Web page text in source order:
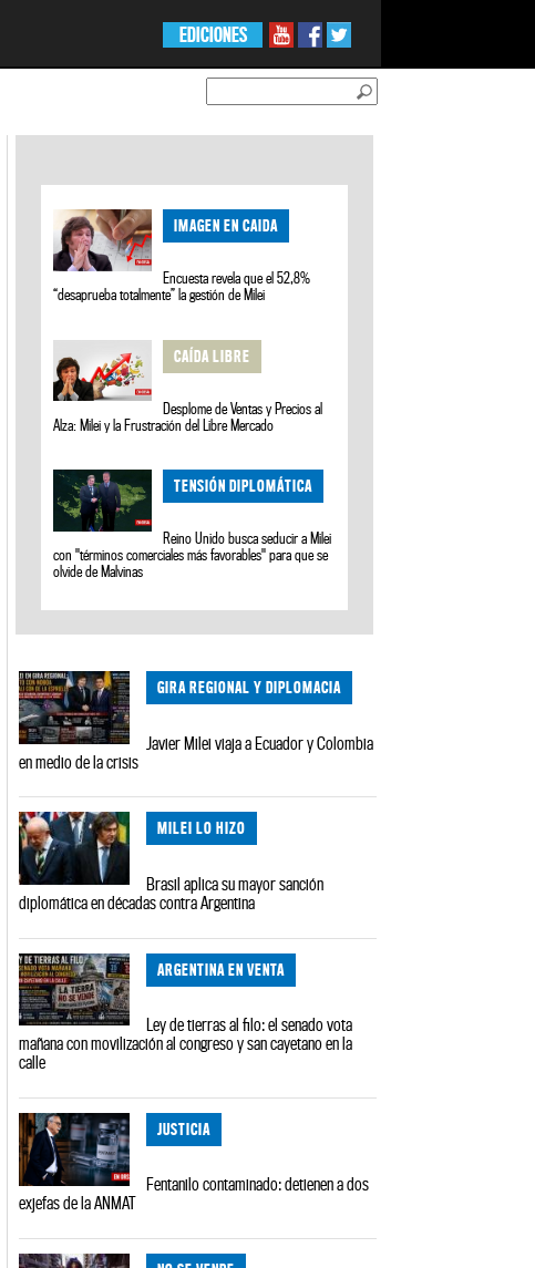
EDICIONES
IMAGEN EN CAIDA
Encuesta revela que el 52,8%
“desaprueba totalmente” la gestión de Milei
CAÍDA LIBRE
Desplome de Ventas y Precios al
Alza: Milei y la Frustración del Libre Mercado
TENSIÓN DIPLOMÁTICA
Reino Unido busca seducir a Milei
con "términos comerciales más favorables" para que se
olvide de Malvinas
GIRA REGIONAL Y DIPLOMACIA
Javier Milei viaja a Ecuador y Colombia
en medio de la crisis
MILEI LO HIZO
Brasil aplica su mayor sanción
diplomática en décadas contra Argentina
ARGENTINA EN VENTA
Ley de tierras al filo: el senado vota
mañana con movilización al congreso y san cayetano en la
calle
JUSTICIA
Fentanilo contaminado: detienen a dos
exjefas de la ANMAT